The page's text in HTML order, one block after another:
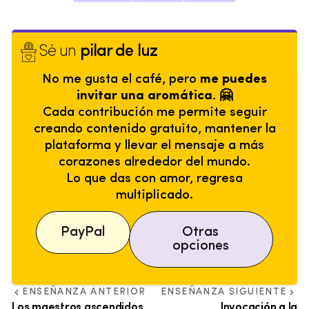
Sé un pilar de luz
No me gusta el café, pero me puedes
invitar una aromática. 🤗
Cada contribución me permite seguir
creando contenido gratuito, mantener la
plataforma y llevar el mensaje a más
corazones alrededor del mundo.
Lo que das con amor, regresa
multiplicado.
PayPal
Otras
opciones
ENSEÑANZA ANTERIOR ENSEÑANZA SIGUIENTE